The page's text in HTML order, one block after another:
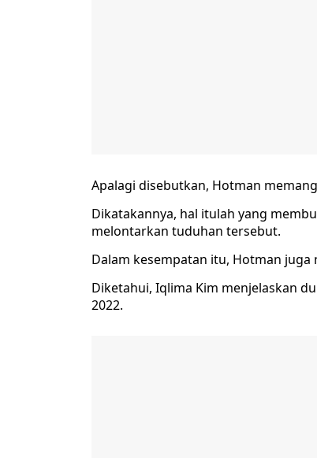
Apalagi disebutkan, Hotman
Dikatakannya, hal itulah yang
melontarkan tuduhan tersebut.
Dalam kesempatan itu, Hotman
Diketahui, Iqlima Kim menjelaskan
2022.